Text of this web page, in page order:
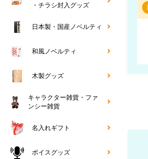
・チラシ封入グッズ
日本製・国産ノベルティ
和風ノベルティ
木製グッズ
キャラクター雑貨・ファ
ンシー雑貨
名入れギフト
ボイスグッズ